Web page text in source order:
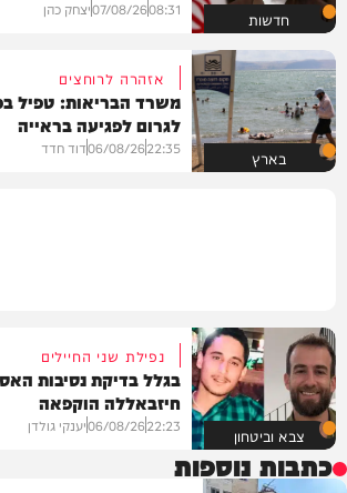
חדשות 08:31
07/08/26יצחק כהן
בארץ
אזהרה לרוחצים
משרד הבריאות: טפיל
לגרום לפגיעה בראייה
22:35
06/08/26דוד חדד
צבא וביטחון
נפילת שני החיילים
בגלל בדיקת נסיבות
חיזבאללה הוקפאה
22:23
06/08/26יענקי גולדן
כתבות נוספות